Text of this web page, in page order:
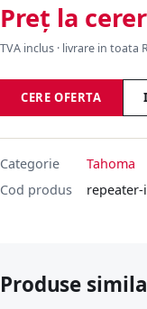
Preț la
TVA inclus · livrare in toata
CERE OFERTA
Categorie
Tahoma
Cod produs
repeater-
Produse